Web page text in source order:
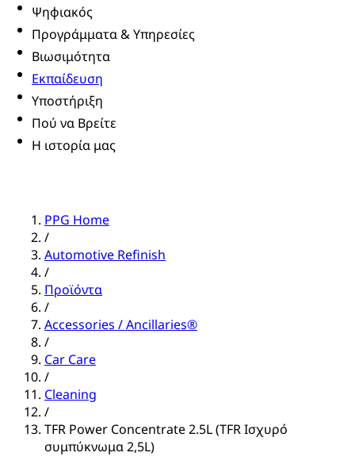
Ψηφιακός
Προγράμματα & Υπηρεσίες
Βιωσιμότητα
Εκπαίδευση
Υποστήριξη
Πού να Βρείτε
Η ιστορία μας
PPG Home
/
Automotive Refinish
/
Προϊόντα
/
Accessories / Ancillaries®
/
Car Care
/
Cleaning
/
TFR Power Concentrate 2.5L (TFR Ισχυρό
συμπύκνωμα 2,5L)